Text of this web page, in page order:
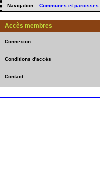
Navigation :: Communes et paroisses
Accès membres
Connexion
Conditions d'accès
Contact